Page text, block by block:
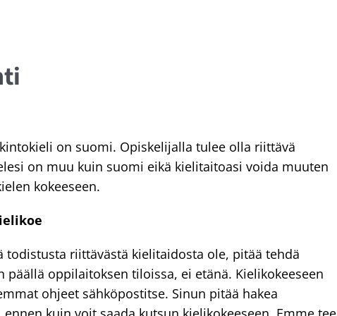
on suomi. Opiskelijalla tulee olla riittävä
on muu kuin suomi eikä kielitaitoasi voida muuten
kokeeseen.
todistusta riittävästä kielitaidosta ole, pitää tehdä
päällä oppilaitoksen tiloissa, ei etänä. Kielikokeeseen
ohjeet sähköpostitse. Sinun pitää hakea